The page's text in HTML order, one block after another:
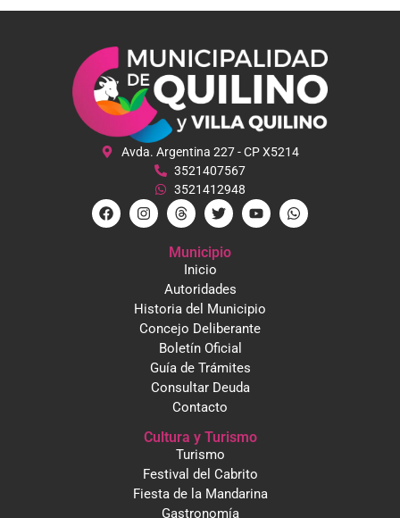
Avda. Argentina 227 - CP X5214
3521407567
3521412948
Municipio
Inicio
Autoridades
Historia del Municipio
Concejo Deliberante
Boletín Oficial
Guía de Trámites
Consultar Deuda
Contacto
Cultura y Turismo
Turismo
Festival del Cabrito
Fiesta de la Mandarina
Gastronomía